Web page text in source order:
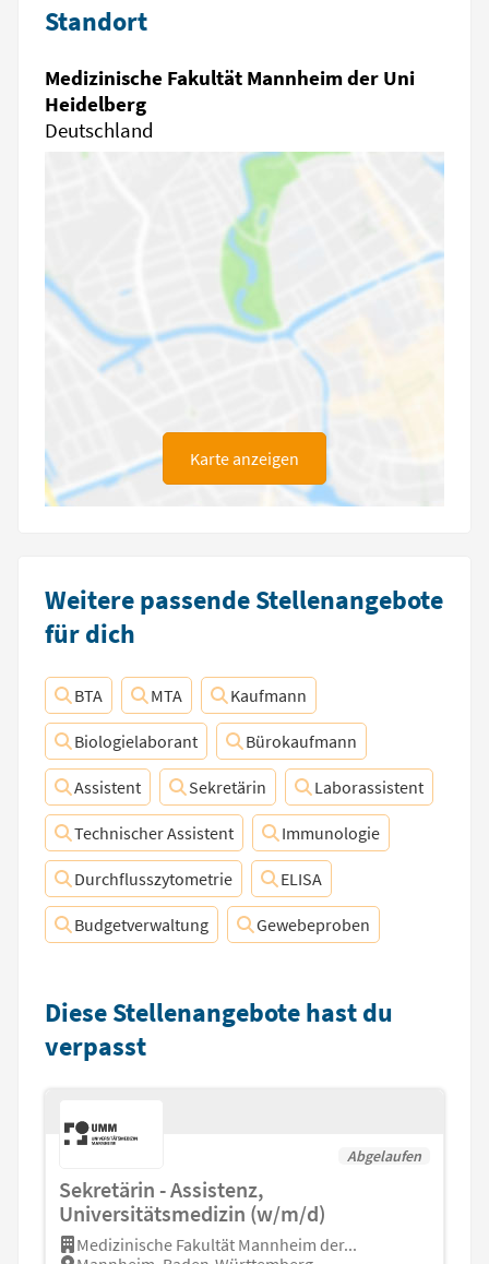
Standort
Medizinische Fakultät Mannheim der Uni
Heidelberg
Deutschland
Karte anzeigen
Weitere passende Stellenangebote
für dich
BTA MTA Kaufmann
Biologielaborant Bürokaufmann
Assistent Sekretärin Laborassistent
Technischer Assistent Immunologie
Durchflusszytometrie ELISA
Budgetverwaltung Gewebeproben
Diese Stellenangebote hast du
verpasst
Abgelaufen
Sekretärin - Assistenz,
Universitätsmedizin (w/m/d)
Medizinische Fakultät Mannheim der...